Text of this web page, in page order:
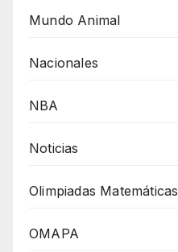
Mundo Animal
Nacionales
NBA
Noticias
Olimpiadas Matemáticas
OMAPA